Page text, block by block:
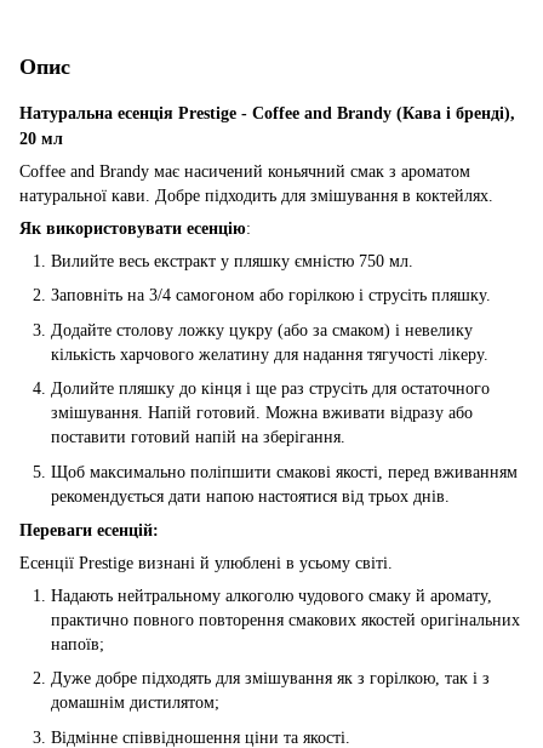
Опис
Натуральна есенція Prestige - Coffee and Brandy (Кава і бренді),
20 мл
Coffee and Brandy має насичений коньячний смак з ароматом
натуральної кави. Добре підходить для змішування в коктейлях.
Як використовувати есенцію:
Вилийте весь екстракт у пляшку ємністю 750 мл.
Заповніть на 3/4 самогоном або горілкою і струсіть пляшку.
Додайте столову ложку цукру (або за смаком) і невелику
кількість харчового желатину для надання тягучості лікеру.
Долийте пляшку до кінця і ще раз струсіть для остаточного
змішування. Напій готовий. Можна вживати відразу або
поставити готовий напій на зберігання.
Щоб максимально поліпшити смакові якості, перед вживанням
рекомендується дати напою настоятися від трьох днів.
Переваги есенцій:
Есенції Prestige визнані й улюблені в усьому світі.
Надають нейтральному алкоголю чудового смаку й аромату,
практично повного повторення смакових якостей оригінальних
напоїв;
Дуже добре підходять для змішування як з горілкою, так і з
домашнім дистилятом;
Відмінне співвідношення ціни та якості.